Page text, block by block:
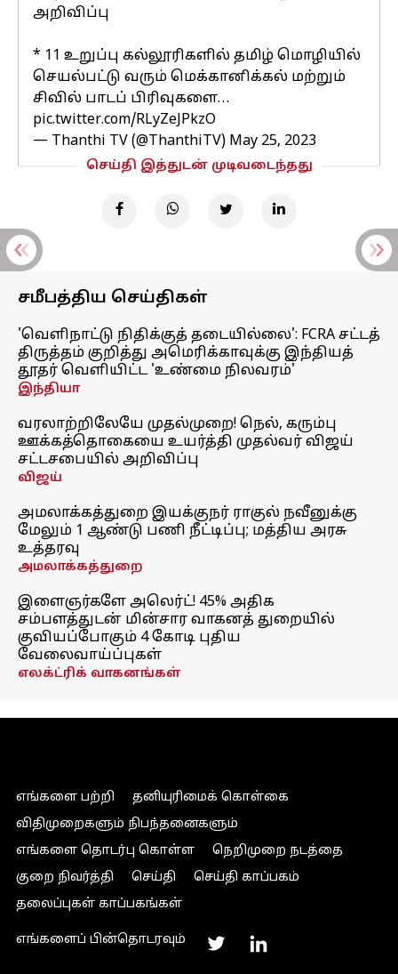
அறிவிப்பு
* 11 உறுப்பு கல்லூரிகளில் தமிழ் மொழியில்
செயல்பட்டு வரும் மெக்கானிக்கல் மற்றும்
சிவில் பாடப் பிரிவுகளை…
pic.twitter.com/RLyZeJPkzO
— Thanthi TV (@ThanthiTV) May 25, 2023
செய்தி இத்துடன் முடிவடைந்தது
சமீபத்திய செய்திகள்
'வெளிநாட்டு நிதிக்குத் தடையில்லை': FCRA சட்டத்
திருத்தம் குறித்து அமெரிக்காவுக்கு இந்தியத்
தூதர் வெளியிட்ட 'உண்மை நிலவரம்'
இந்தியா
வரலாற்றிலேயே முதல்முறை! நெல், கரும்பு
ஊக்கத்தொகையை உயர்த்தி முதல்வர் விஜய்
சட்டசபையில் அறிவிப்பு
விஜய்
அமலாக்கத்துறை இயக்குநர் ராகுல் நவீனுக்கு
மேலும் 1 ஆண்டு பணி நீட்டிப்பு; மத்திய அரசு
உத்தரவு
அமலாக்கத்துறை
இளைஞர்களே அலெர்ட்! 45% அதிக
சம்பளத்துடன் மின்சார வாகனத் துறையில்
குவியப்போகும் 4 கோடி புதிய
வேலைவாய்ப்புகள்
எலக்ட்ரிக் வாகனங்கள்
எங்களை பற்றி
தனியுரிமைக் கொள்கை
விதிமுறைகளும் நிபந்தனைகளும்
எங்களை தொடர்பு கொள்ள
நெறிமுறை நடத்தை
குறை நிவர்த்தி
செய்தி
செய்தி காப்பகம்
தலைப்புகள் காப்பகங்கள்
எங்களைப் பின்தொடரவும்